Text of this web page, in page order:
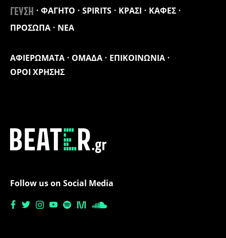
ΑΦΙΕΡΩΜΑΤΑ ΟΜΑΔΑ
ΕΠΙΚΟΙΝΩΝΙΑ
ΟΡΟΙ ΧΡΗΣΗΣ
ΓΕΥΣΗ ΦΑΓΗΤΟ SPIRITS ΚΡΑΣΙ
ΚΑΦΕΣ
ΠΡΟΣΩΠΑ
ΝΕΑ
Follow us on Social Media